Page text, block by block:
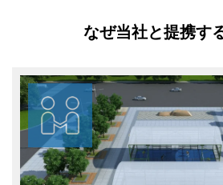
なぜ当社と提携す